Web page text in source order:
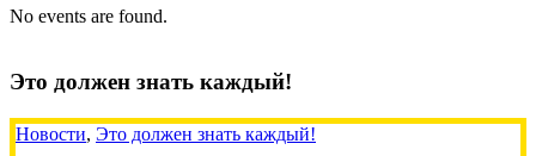
No events are found.
Это должен знать каждый!
Новости, Это должен знать каждый!